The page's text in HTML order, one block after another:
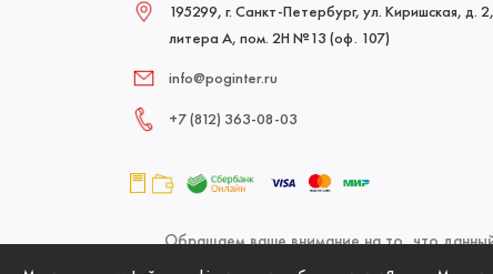
195299, г. Санкт-Петербург, ул. Киришская, д. 2,
литера А, пом. 2Н №13 (оф. 107)
info@poginter.ru
+7 (812) 363‑08‑03
Обращаем ваше внимание на то, что